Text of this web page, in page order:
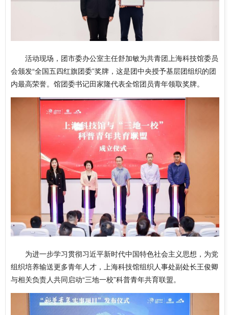
活动现场，团市委办公室主任舒加敏为共青团上海科技馆委员
会颁发“全国五四红旗团委”奖牌，这是团中央授予基层团组织的团
内最高荣誉。馆团委书记田家隆代表全馆团员青年领取奖牌。
为进一步学习贯彻习近平新时代中国特色社会主义思想，为党
组织培养输送更多青年人才，上海科技馆组织人事处副处长王俊卿
与相关负责人共同启动“三地一校”科普青年共育联盟。